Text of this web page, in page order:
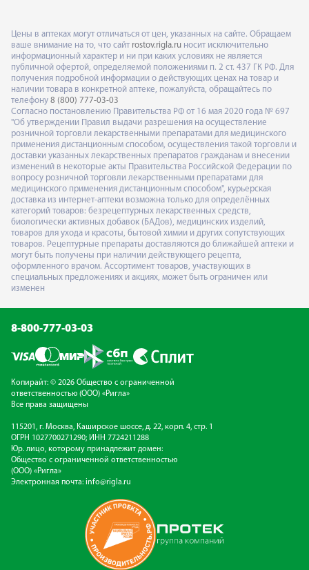
Цены в аптеках могут отличаться от цен, указанных на сайте. Обращаем
ваше внимание на то, что сайт rostov.rigla.ru носит исключительно
информационный характер и ни при каких условиях не является
публичной офертой, определяемой положениями п. 2 ст. 437 ГК РФ. Для
получения подробной информации о действующих ценах на товар и
наличии товара в конкретной аптеке, пожалуйста, обращайтесь по
телефону 8 (800) 777-03-03
Согласно постановлению Правительства РФ от 16 мая 2020 года № 697
"Об утверждении Правил выдачи разрешения на осуществление
розничной торговли лекарственными препаратами для медицинского
применения дистанционным способом, осуществления такой торговли и
доставки указанных лекарственных препаратов гражданам и внесении
изменений в некоторые акты Правительства Российской Федерации по
вопросу розничной торговли лекарственными препаратами для
медицинского применения дистанционным способом", курьерская
доставка из интернет-аптеки возможна только для определённых
категорий товаров: безрецептурных лекарственных средств,
биологически активных добавок (БАДов), медицинских изделий,
товаров для ухода и красоты, бытовой химии и других сопутствующих
товаров. Рецептурные препараты доставляются до ближайшей аптеки и
могут быть получены при наличии действующего рецепта,
оформленного врачом. Ассортимент товаров, участвующих в
специальных предложениях и акциях, может быть ограничен или
изменен
8-800-777-03-03
Копирайт: © 2026 Общество с ограниченной
ответственностью (ООО) «Ригла»
Все права защищены
115201, г. Москва, Каширское шоссе, д. 22, корп. 4, стр. 1
ОГРН 1027700271290; ИНН 7724211288
Юр. лицо, которому принадлежит домен:
Общество с ограниченной ответственностью
(ООО) «Ригла»
Электронная почта: info@rigla.ru